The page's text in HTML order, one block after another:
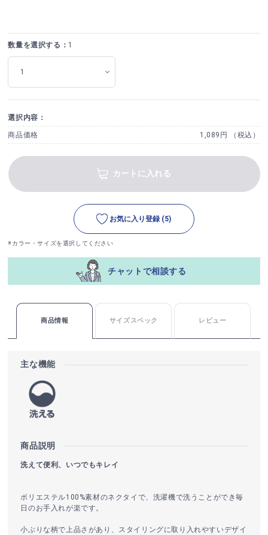
数量を選択する： 1
選択内容：
商品価格 1,089円 （税込）
カートに入れる
お気に入り登録 (5)
※カラー・サイズを選択してください
チャットで相談する
商品情報 サイズスペック レビュー
主な機能
商品説明
洗えて便利、いつでもキレイ
ポリエステル100%素材のネクタイで、洗濯機で洗うことができ毎
日のお手入れが楽です。
小ぶりな柄で上品さがあり、スタイリングに取り入れやすいデザイ